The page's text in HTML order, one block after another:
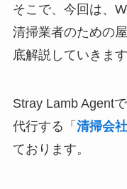
そこで、今回は、
清掃業者のための
底解説していきます
Stray Lamb Agent
代行する「 清掃会
ております。